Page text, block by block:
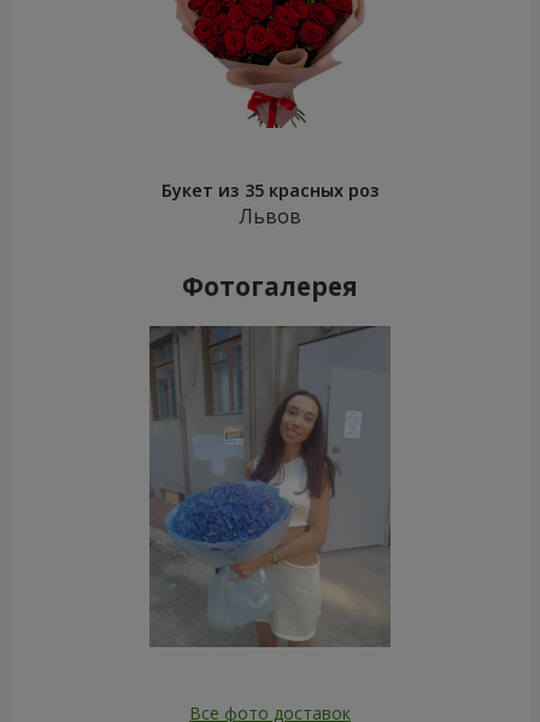
Букет из 35 красных роз
Львов
Фотогалерея
Все фото доставок